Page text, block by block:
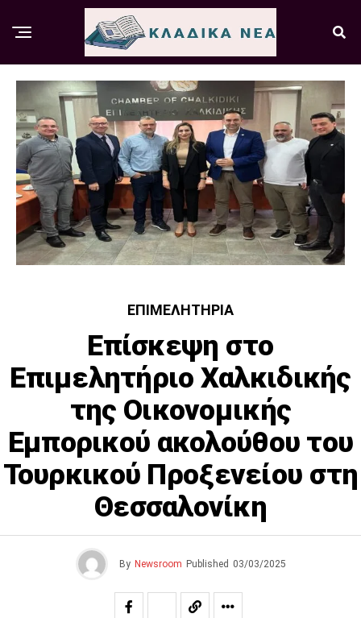
ΕΠΙΜΕΛΗΤΉΡΙΑ
Επίσκεψη στο
Επιμελητήριο Χαλκιδικής
της Οικονομικής
Εμπορικού ακολούθου του
Τουρκικού Προξενείου στη
Θεσσαλονίκη
By Newsroom Published 03/03/2025